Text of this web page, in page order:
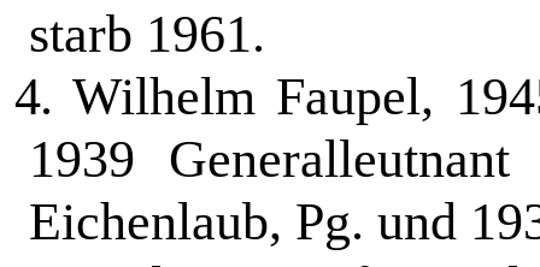
starb 1961.
4. Wilhelm Faupel,
1939
Eichenlaub, Pg. und